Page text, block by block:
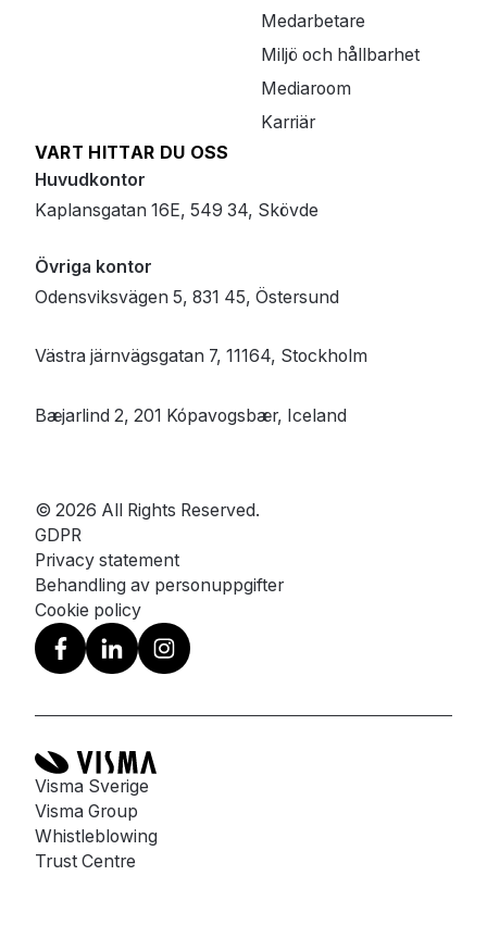
Medarbetare
Miljö och hållbarhet
Mediaroom
Karriär
VART HITTAR DU OSS
Huvudkontor
Kaplansgatan 16E, 549 34, Skövde
Övriga kontor
Odensviksvägen 5, 831 45, Östersund
Västra järnvägsgatan 7, 11164, Stockholm
Bæjarlind 2, 201 Kópavogsbær, Iceland
© 2026 All Rights Reserved.
GDPR
Privacy statement
Behandling av personuppgifter
Cookie policy
Visma Sverige
Visma Group
Whistleblowing
Trust Centre